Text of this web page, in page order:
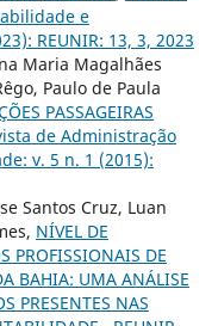
e
REUNIR: 13, 3, 2023
Maria Magalhães
Paulo de Paula
PASSAGEIRAS
de Administração
v. 5 n. 1 (2015):
Santos Cruz, Luan
NÍVEL DE
PROFISSIONAIS DE
BAHIA: UMA ANÁLISE
PRESENTES NAS